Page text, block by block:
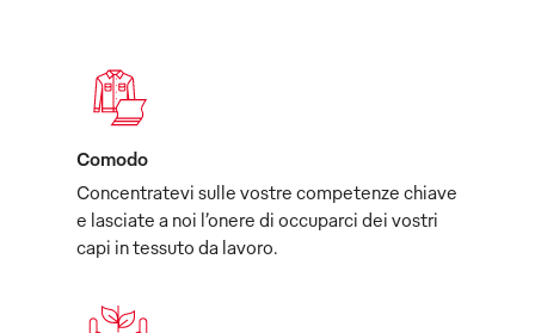
Comodo
Concentratevi sulle vostre competenze chiave
e lasciate a noi l’onere di occuparci dei vostri
capi in tessuto da lavoro.